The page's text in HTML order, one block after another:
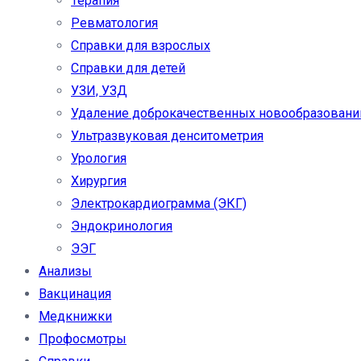
Ревматология
Справки для взрослых
Справки для детей
УЗИ, УЗД
Удаление доброкачественных
Ультразвуковая денситометрия
Урология
Хирургия
Электрокардиограмма (ЭКГ)
Эндокринология
ЭЭГ
Анализы
Вакцинация
Медкнижки
Профосмотры